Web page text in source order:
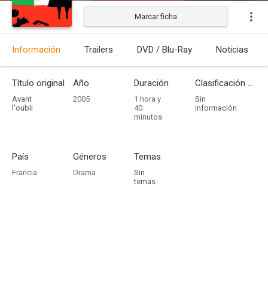
Marcar ficha
Información Trailers DVD / Blu-Ray Noticias
Título original
Avant
l'oubli
Año
2005
Duración
1 hora y
40
minutos
Clasificación por edades
Sin
información
País
Francia
Géneros
Drama
Temas
Sin
temas